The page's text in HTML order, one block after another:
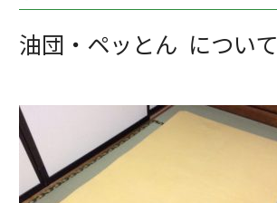
油団・ペッとん について